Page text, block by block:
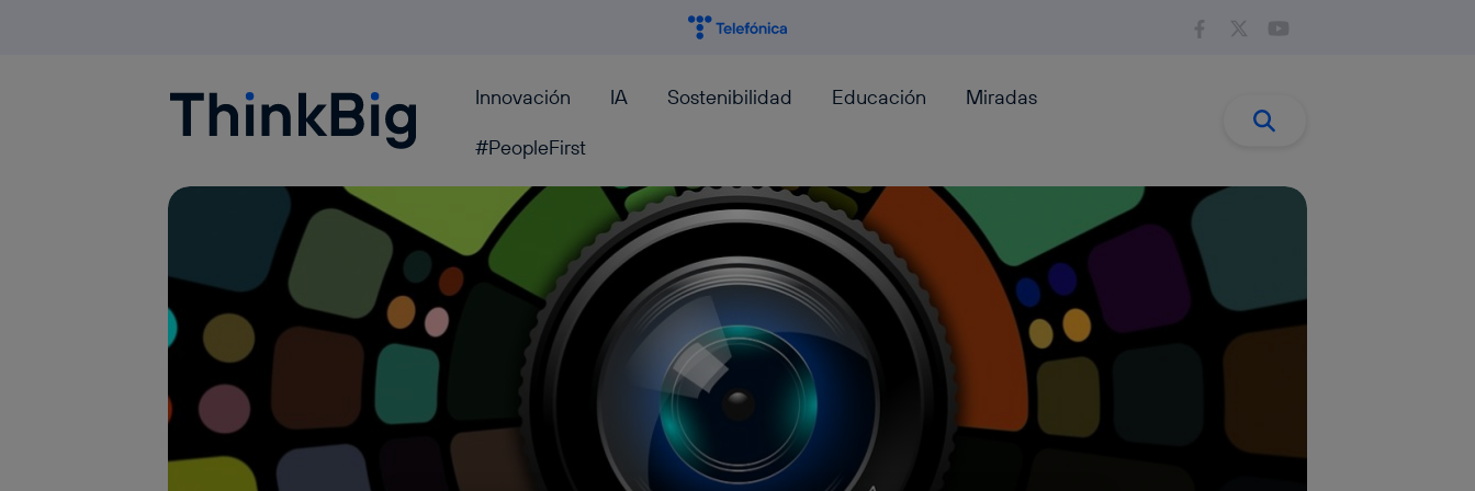
Blogthinkbig.com Innovación IA Sostenibilidad Educación
Miradas
#PeopleFirst
Buscar